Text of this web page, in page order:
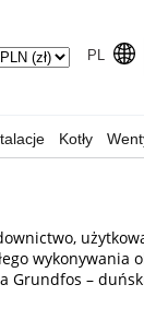
PL
Kotły
wykonywania
Grundfos –